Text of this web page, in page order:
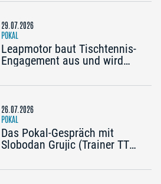
die frühe Chance auf etwas
Besonderes“
29.07.2026
POKAL
Leapmotor baut Tischtennis-
Engagement aus und wird
Grand Opening 2026 in
26.07.2026
POKAL
Das Pokal-Gespräch mit
Slobodan Grujic (Trainer TTC
Bad Homburg) und Daniel